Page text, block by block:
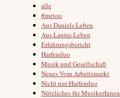
alle
#metoo
Aus Daniels Leben
Aus Lauras Leben
Erfahrungsbericht
Harfenduo
Musik und Gesellschaft
Neues Vom Arbeitsmarkt
Nicht nur Harfenduo
Nützliches für MusikerInnen